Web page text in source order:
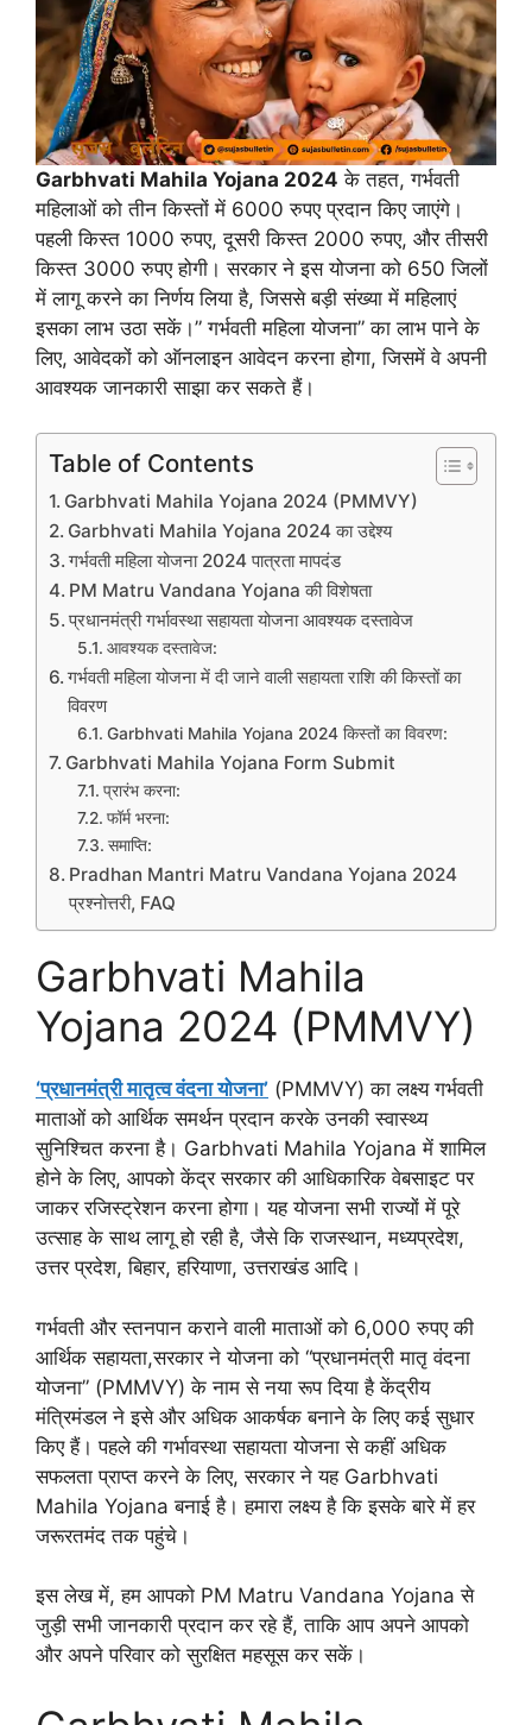
Garbhvati Mahila Yojana 2024 के तहत, गर्भवती
महिलाओं को तीन किस्तों में 6000 रुपए प्रदान किए जाएंगे।
पहली किस्त 1000 रुपए, दूसरी किस्त 2000 रुपए, और तीसरी
किस्त 3000 रुपए होगी। सरकार ने इस योजना को 650 जिलों
में लागू करने का निर्णय लिया है, जिससे बड़ी संख्या में महिलाएं
इसका लाभ उठा सकें।” गर्भवती महिला योजना” का लाभ पाने के
लिए, आवेदकों को ऑनलाइन आवेदन करना होगा, जिसमें वे अपनी
आवश्यक जानकारी साझा कर सकते हैं।
Table of Contents
Garbhvati Mahila Yojana 2024 (PMMVY)
Garbhvati Mahila Yojana 2024 का उद्देश्य
गर्भवती महिला योजना 2024 पात्रता मापदंड
PM Matru Vandana Yojana की विशेषता
प्रधानमंत्री गर्भावस्था सहायता योजना आवश्यक दस्तावेज
आवश्यक दस्तावेज:
गर्भवती महिला योजना में दी जाने वाली सहायता राशि की किस्तों का
विवरण
Garbhvati Mahila Yojana 2024 किस्तों का विवरण:
Garbhvati Mahila Yojana Form Submit
प्रारंभ करना:
फॉर्म भरना:
समाप्ति:
Pradhan Mantri Matru Vandana Yojana 2024
प्रश्नोत्तरी, FAQ
Garbhvati Mahila
Yojana 2024 (PMMVY)
‘प्रधानमंत्री मातृत्व वंदना योजना’ (PMMVY) का लक्ष्य गर्भवती
माताओं को आर्थिक समर्थन प्रदान करके उनकी स्वास्थ्य
सुनिश्चित करना है। Garbhvati Mahila Yojana में शामिल
होने के लिए, आपको केंद्र सरकार की आधिकारिक वेबसाइट पर
जाकर रजिस्ट्रेशन करना होगा। यह योजना सभी राज्यों में पूरे
उत्साह के साथ लागू हो रही है, जैसे कि राजस्थान, मध्यप्रदेश,
उत्तर प्रदेश, बिहार, हरियाणा, उत्तराखंड आदि।
गर्भवती और स्तनपान कराने वाली माताओं को 6,000 रुपए की
आर्थिक सहायता,सरकार ने योजना को “प्रधानमंत्री मातृ वंदना
योजना” (PMMVY) के नाम से नया रूप दिया है केंद्रीय
मंत्रिमंडल ने इसे और अधिक आकर्षक बनाने के लिए कई सुधार
किए हैं। पहले की गर्भावस्था सहायता योजना से कहीं अधिक
सफलता प्राप्त करने के लिए, सरकार ने यह Garbhvati
Mahila Yojana बनाई है। हमारा लक्ष्य है कि इसके बारे में हर
जरूरतमंद तक पहुंचे।
इस लेख में, हम आपको PM Matru Vandana Yojana से
जुड़ी सभी जानकारी प्रदान कर रहे हैं, ताकि आप अपने आपको
और अपने परिवार को सुरक्षित महसूस कर सकें।